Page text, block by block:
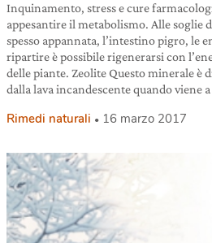
Inquinamento, stress e cure
appesantire il metabolismo. Alle soglie
spesso appannata, l’intestino pigro, le
ripartire è possibile rigenerarsi con
delle piante. Zeolite Questo minerale è
dalla lava incandescente quando viene
Rimedi naturali 16 marzo 2017